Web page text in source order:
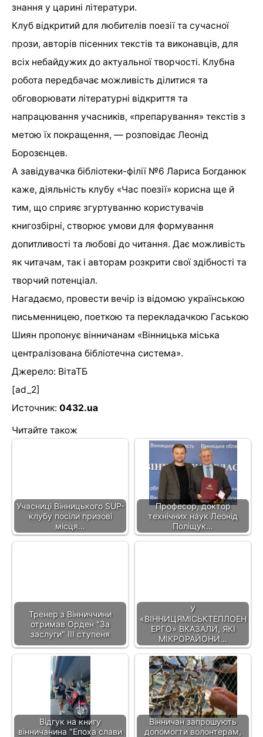
знання у царині літератури.
Клуб відкритий для любителів поезії та сучасної
прози, авторів пісенних текстів та виконавців, для
всіх небайдужих до актуальної творчості. Клубна
робота передбачає можливість ділитися та
обговорювати літературні відкриття та
напрацювання учасників, «препарування» текстів з
метою їх покращення, — розповідає Леонід
Борозєнцев.
А завідувачка бібліотеки-філії №6 Лариса Богданюк
каже, діяльність клубу «Час поезії» корисна ще й
тим, що сприяє згуртуванню користувачів
книгозбірні, створює умови для формування
допитливості та любові до читання. Дає можливість
як читачам, так і авторам розкрити свої здібності та
творчий потенціал.
Нагадаємо, провести вечір із відомою українською
письменницею, поеткою та перекладачкою Гаською
Шиян пропонує вінничанам «Вінницька міська
централізована бібліотечна система».
Джерело: ВітаТБ
[ad_2]
Источник: 0432.ua
Читайте також
Учасниці Вінницького SUP-
клубу посіли призові
місця…
Професор, доктор
технічних наук Леонід
Поліщук…
Тренер з Вінниччини
отримав Орден "За
заслуги" III ступеня
У
«ВІННИЦЯМІСЬКТЕПЛОЕН
ЕРГО» ВКАЗАЛИ, ЯКІ
МІКРОРАЙОНИ…
Відгук на книгу
вінничанина "Епоха слави
Вінничан запрошують
допомогти волонтерам,